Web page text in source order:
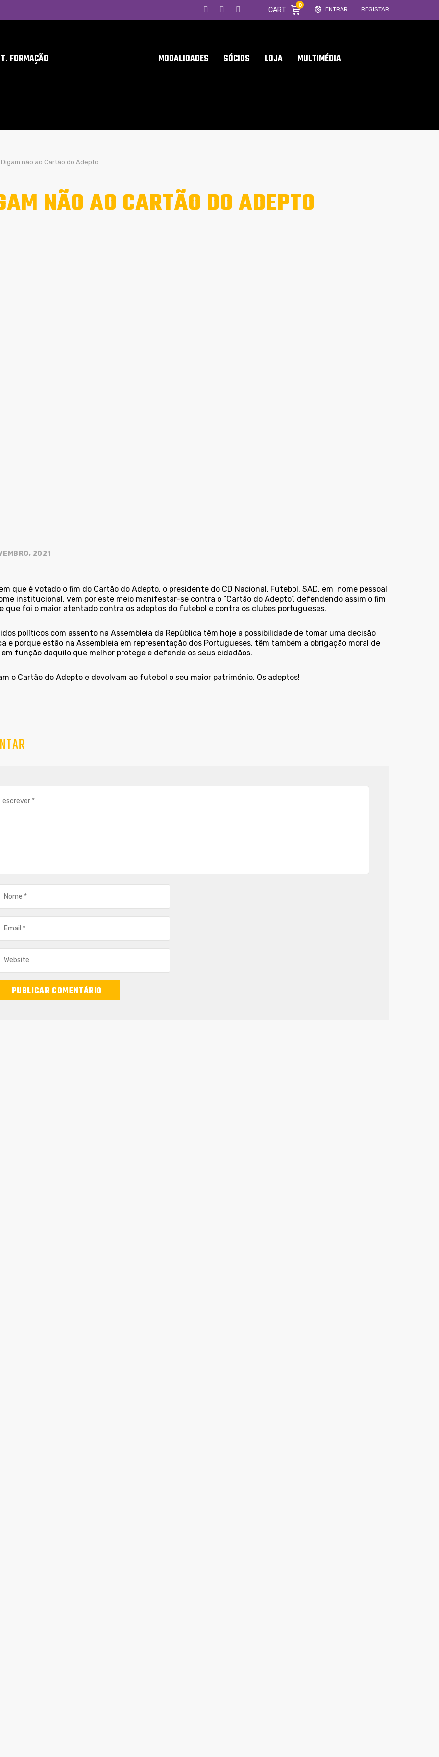
ENTRAR REGISTAR
CART
0
FORMAÇÃO MODALIDADES SÓCIOS LOJA MULTIMÉDIA
Digam não ao Cartão do Adepto
NÃO AO CARTÃO DO ADEPTO
2021
que é votado o fim do Cartão do Adepto, o presidente do CD Nacional, Futebol, SAD, em nome pessoal
institucional, vem por este meio manifestar-se contra o “Cartão do Adepto”, defendendo assim o fim
que foi o maior atentado contra os adeptos do futebol e contra os clubes portugueses.
políticos com assento na Assembleia da República têm hoje a possibilidade de tomar uma decisão
e porque estão na Assembleia em representação dos Portugueses, têm também a obrigação moral de
função daquilo que melhor protege e defende os seus cidadãos.
o Cartão do Adepto e devolvam ao futebol o seu maior património. Os adeptos!